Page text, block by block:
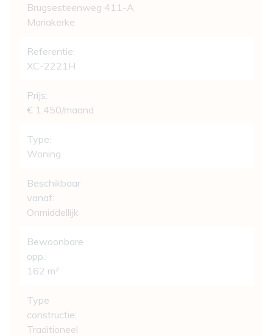
Brugsesteenweg 411-A
Mariakerke
Referentie:
XC-2221H
Prijs:
€ 1.450/maand
Type:
Woning
Beschikbaar
vanaf:
Onmiddellijk
Bewoonbare
opp.:
162 m²
Type
constructie:
Traditioneel